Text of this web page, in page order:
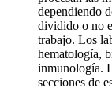
dependiendo
dividido o no
trabajo. Los
hematología,
inmunología.
secciones de